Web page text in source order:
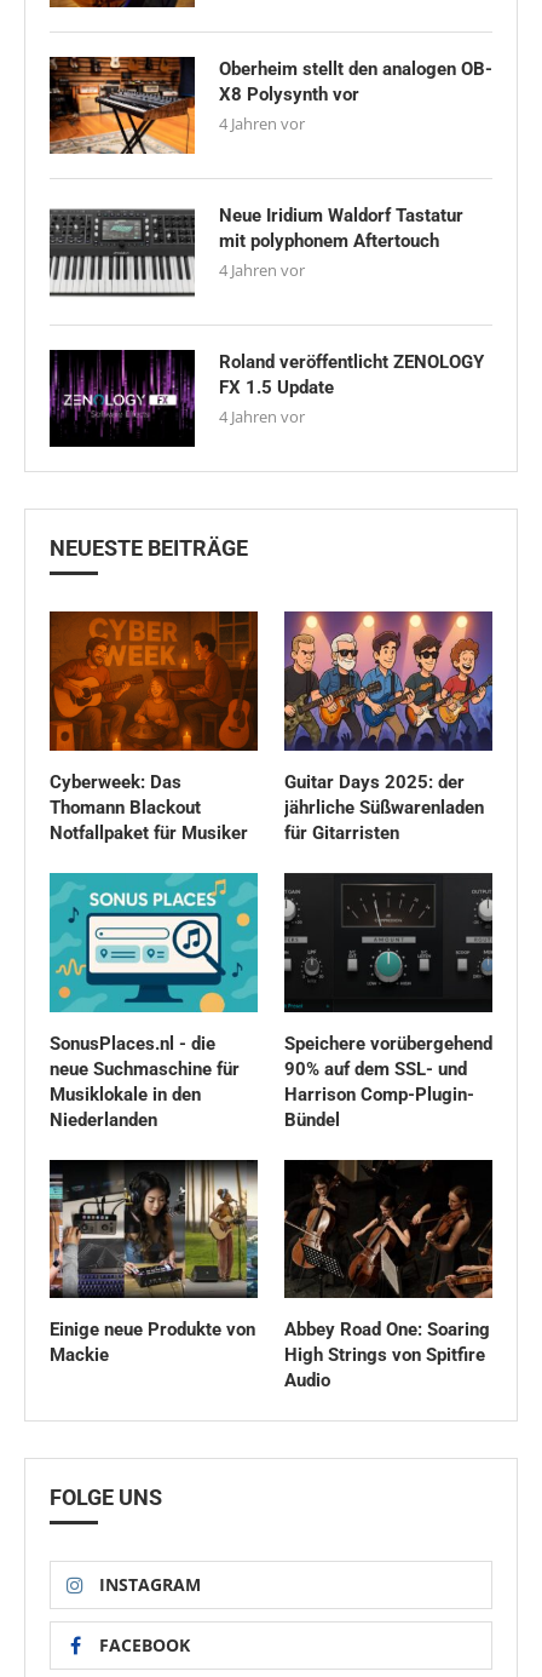
Oberheim stellt den analogen OB-
X8 Polysynth vor
4 Jahren vor
Neue Iridium Waldorf Tastatur
mit polyphonem Aftertouch
4 Jahren vor
Roland veröffentlicht ZENOLOGY
FX 1.5 Update
4 Jahren vor
NEUESTE BEITRÄGE
Cyberweek: Das
Thomann Blackout
Notfallpaket für Musiker
Guitar Days 2025: der
jährliche Süßwarenladen
für Gitarristen
SonusPlaces.nl - die
neue Suchmaschine für
Musiklokale in den
Niederlanden
Speichere vorübergehend
90% auf dem SSL- und
Harrison Comp-Plugin-
Bündel
Einige neue Produkte von
Mackie
Abbey Road One: Soaring
High Strings von Spitfire
Audio
FOLGE UNS
INSTAGRAM
FACEBOOK